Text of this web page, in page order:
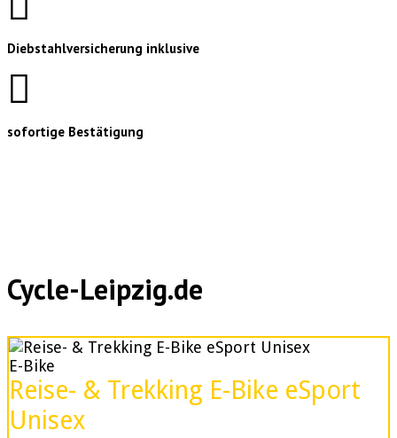
Diebstahlversicherung inklusive
sofortige Bestätigung
Cycle-Leipzig.de
E-Bike
Reise- & Trekking E-Bike eSport
Unisex